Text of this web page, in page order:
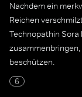
Nachdem ein
Reichen
Technopathin Sora
beschützen.
6